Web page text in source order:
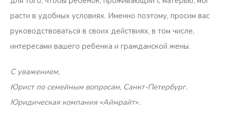
расти в удобных условиях. Именно поэтому, просим вас
руководствоваться в своих действиях, в том числе,
интересами вашего ребенка и гражданской жены.
С уважением,
Юрист по семейным вопросам, Санкт-Петербург.
Юридическая компания «Аймрайт».